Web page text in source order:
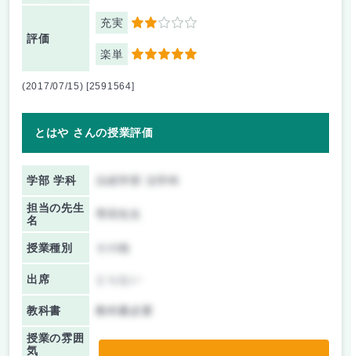
評価
充実 2
楽単 5
(2017/07/15) [2591564]
とはや さんの授業評価
学部 学科 法経学部 法学科
担当の先生
名
授業種別 その他
出席
教科書 教科書必要
授業の雰囲
気